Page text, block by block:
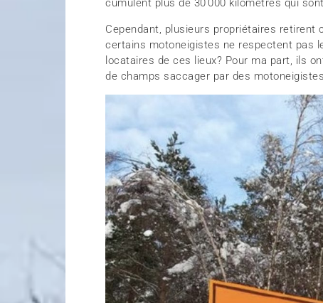
cumulent plus de 30 000 kilomètres qui
Cependant, plusieurs propriétaires
certains motoneigistes ne respectent pas
locataires de ces lieux? Pour ma part, ils
de champs saccager par des